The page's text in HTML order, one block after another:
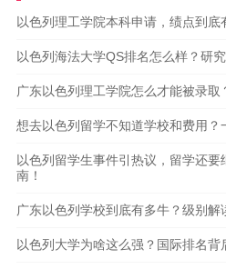
以色列理工学院本科申请，绩点到底
以色列海法大学QS排名怎么样？研
广东以色列理工学院怎么才能被录取
想去以色列留学不知道学校和费用？
以色列留学生事件引热议，留学还
南！
广东以色列学校到底有多牛？级别解
以色列大学为啥这么强？国际排名背